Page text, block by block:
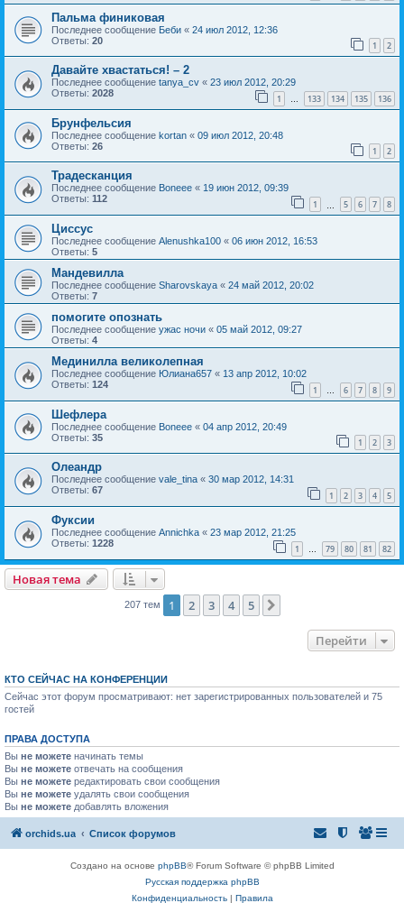
Пальма финиковая
Последнее сообщение Беби « 24 июл 2012, 12:36
Ответы: 20 1 2
Давайте хвастаться! – 2
Последнее сообщение tanya_cv « 23 июл 2012, 20:29
Ответы: 2028 1 … 133 134 135 136
Брунфельсия
Последнее сообщение kortan « 09 июл 2012, 20:48
Ответы: 26 1 2
Традесканция
Последнее сообщение Boneee « 19 июн 2012, 09:39
Ответы: 112 1 5 6 7 8
Циссус
Последнее сообщение Alenushka100 « 06 июн 2012, 16:53
Ответы: 5
Мандевилла
Последнее сообщение Sharovskaya « 24 май 2012, 20:02
Ответы: 7
помогите опознать
Последнее сообщение ужас ночи « 05 май 2012, 09:27
Ответы: 4
Мединилла великолепная
Последнее сообщение Юлиана657 « 13 апр 2012, 10:02
Ответы: 124 1 … 6 7 8 9
Шефлера
Последнее сообщение Boneee « 04 апр 2012, 20:49
Ответы: 35 1 2 3
Олеандр
Последнее сообщение vale_tina « 30 мар 2012, 14:31
Ответы: 67 1 2 3 4 5
Фуксии
Последнее сообщение Annichka « 23 мар 2012, 21:25
Ответы: 1228 1 … 79 80 81 82
Новая тема
207 тем 1 2 3 4 5
Перейти
КТО СЕЙЧАС НА КОНФЕРЕНЦИИ
Сейчас этот форум просматривают: нет зарегистрированных пользователей и 75
гостей
ПРАВА ДОСТУПА
Вы не можете начинать темы
Вы не можете отвечать на сообщения
Вы не можете редактировать свои сообщения
Вы не можете удалять свои сообщения
Вы не можете добавлять вложения
orchids.ua Список форумов
Создано на основе phpBB® Forum Software © phpBB Limited
Русская поддержка phpBB
Конфиденциальность| Правила